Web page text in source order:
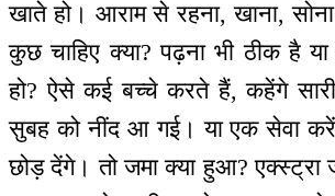
खाते हो। आराम से रहना, खाना,
कुछ चाहिए क्या? पढ़ना भी ठीक है
हो? ऐसे कई बच्चे करते हैं, कहेंगे
सुबह को नींद आ गई। या एक सेवा
छोड़ देंगे। तो जमा क्या हुआ? एक्स्ट्रा